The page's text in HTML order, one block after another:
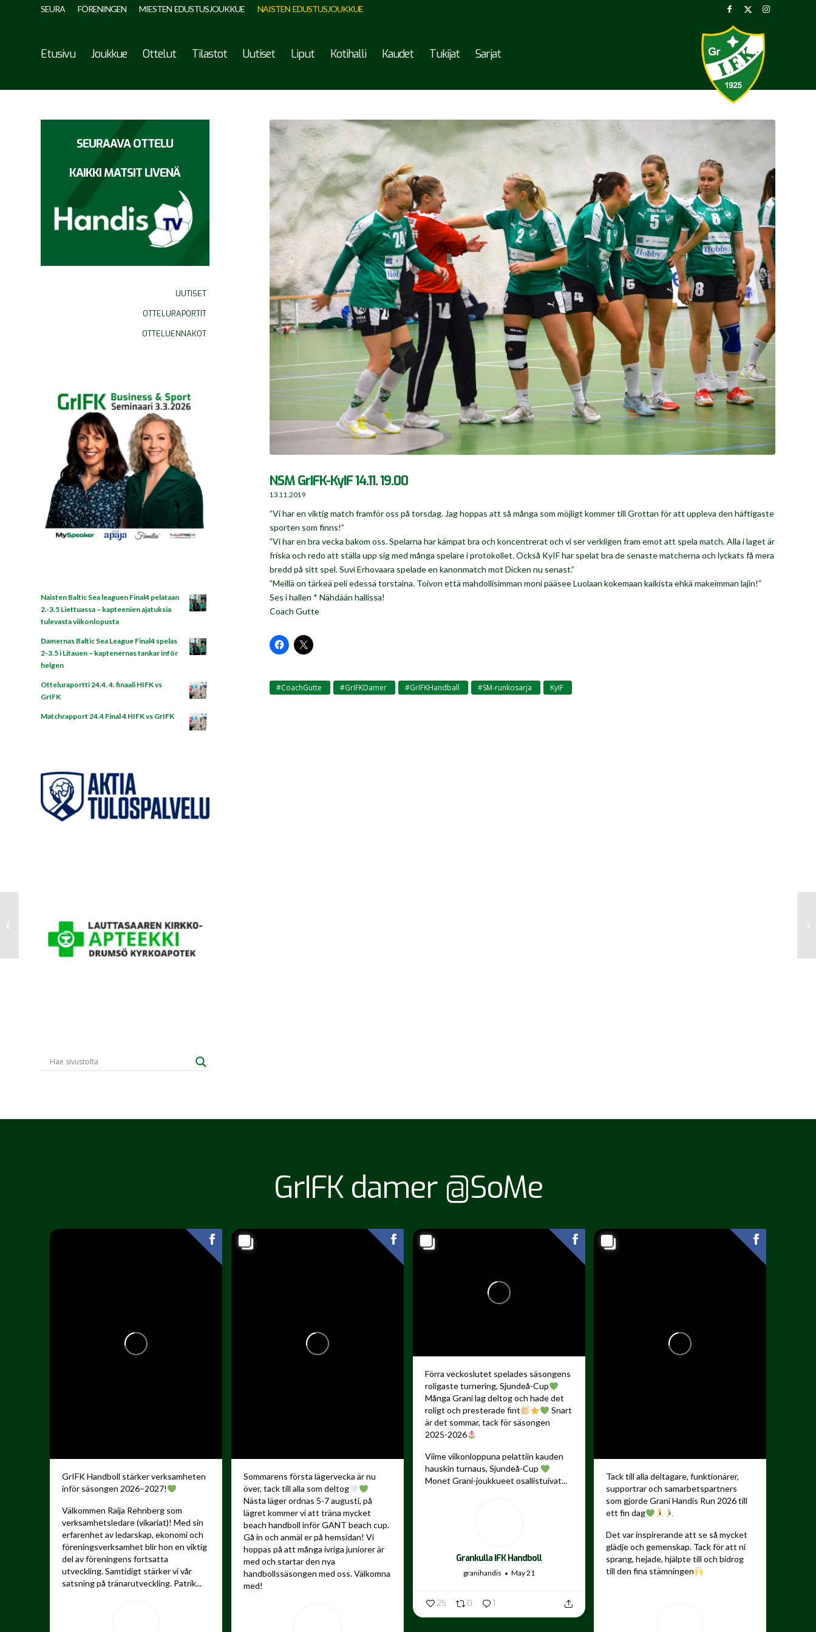
SEURA FÖRENINGEN MIESTEN EDUSTUSJOUKKUE NAISTEN EDUSTUSJOUKKUE
Etusivu Joukkue Ottelut Tilastot Uutiset Liput Kotihalli Kaudet Tukijat Sarjat
NSM GrIFK-KyIF 14.11. 19.00
13.11.2019
”Vi har en viktig match framför oss på torsdag. Jag hoppas att så många som möjligt kommer till Grottan för att uppleva den häftigaste
sporten som finns!”
”Vi har en bra vecka bakom oss. Spelarna har kämpat bra och koncentrerat och vi ser verkligen fram emot att spela match. Alla i laget är
friska och redo att ställa upp sig med många spelare i protokollet. Också KyIF har spelat bra de senaste matcherna och lyckats få mera
bredd på sitt spel. Suvi Erhovaara spelade en kanonmatch mot Dicken nu senast.”
”Meillä on tärkeä peli edessä torstaina. Toivon että mahdollisimman moni pääsee Luolaan kokemaan kaikista ehkä makeimman lajin!”
Ses i hallen * Nähdään hallissa!
Coach Gutte
#CoachGutte #GrIFKDamer #GrIFKHandball #SM-runkosarja KyIF
SEURAAVA OTTELU
KAIKKI MATSIT LIVENÄ
UUTISET
OTTELURAPORTIT
OTTELUENNAKOT
Naisten Baltic Sea leaguen Final4 pelataan
2.-3.5 Liettuassa – kapteenien ajatuksia
tulevasta viikonlopusta
Damernas Baltic Sea League Final4 spelas
2-3.5 i Litauen – kaptenernas tankar inför
helgen
Otteluraportti 24.4. 4. finaali HIFK vs
GrIFK
Matchrapport 24.4 Final 4 HIFK vs GrIFK
GrIFK damer @SoMe
GrIFK Handboll stärker verksamheten
inför säsongen 2026–2027!
Välkommen Raija Rehnberg som
verksamhetsledare (vikariat)! Med sin
erfarenhet av ledarskap, ekonomi och
föreningsverksamhet blir hon en viktig
del av föreningens fortsatta
utveckling.Samtidigt stärker vi vår
satsning på tränarutveckling. Patrik...
Sommarens första lägervecka är nu
över, tack till alla som deltog
Nästa läger ordnas 5-7 augusti, på
lägret kommer vi att träna mycket
beach handboll inför GANT beach cup.
Gå in och anmäl er på hemsidan! Vi
hoppas på att många ivriga juniorer är
med och startar den nya
handbollssäsongen med oss. Välkomna
med!
Förra veckoslutet spelades säsongens
roligaste turnering, Sjundeå-Cup
Många Grani lag deltog och hade det
roligt och presterade fint
Snart
är det sommar, tack för säsongen
2025-2026
Viime viikonloppuna pelattiin kauden
hauskin turnaus, Sjundeå-Cup
Monet Grani-joukkueet osallistuivat...
Grankulla IFK Handboll
granihandis May 21
25 0 1
Tack till alla deltagare, funktionärer,
supportrar och samarbetspartners
som gjorde Grani Handis Run 2026 till
ett fin dag
Det var inspirerande att se så mycket
glädje och gemenskap. Tack för att ni
sprang, hejade, hjälpte till och bidrog
till den fina stämningen
SM-runkosarja: Atlas-GrIFK